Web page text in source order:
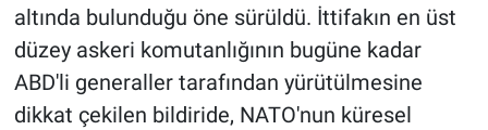
altında bulunduğu öne sürüldü. İttifakın en üst
düzey askeri komutanlığının bugüne kadar
ABD'li generaller tarafından yürütülmesine
dikkat çekilen bildiride, NATO'nun küresel